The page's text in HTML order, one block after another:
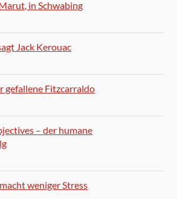
in Schwabing
Jack Kerouac
gefallene Fitzcarraldo
– der humane
weniger Stress